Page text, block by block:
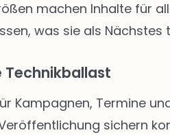
machen Inhalte für
was sie als Nächstes
Technikballast
Kampagnen, Termine
sichern